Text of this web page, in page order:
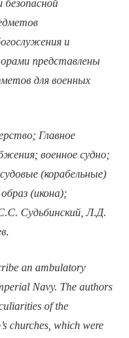
и
представлены
для военных
Главное
военное судно;
(корабельные)
(икона);
Судьбинский, Л.Д.
an ambulatory
Navy. The authors
of the
churches, which were